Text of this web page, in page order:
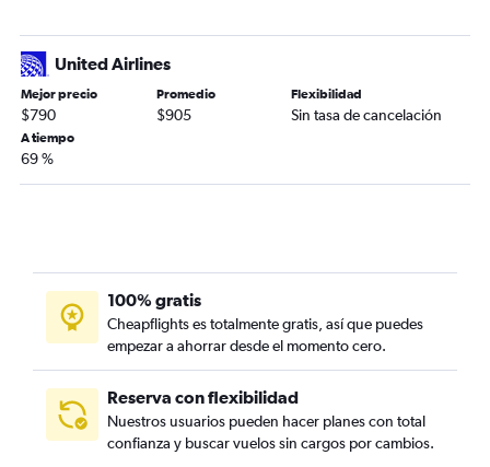
United Airlines
Mejor precio
$790
Promedio
$905
Flexibilidad
Sin tasa de cancelación
A tiempo
69 %
100% gratis
Cheapflights es totalmente gratis, así que puedes
empezar a ahorrar desde el momento cero.
Reserva con flexibilidad
Nuestros usuarios pueden hacer planes con total
confianza y buscar vuelos sin cargos por cambios.